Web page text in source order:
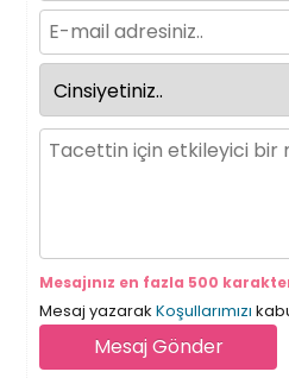
Mesajınız en fazla 500
Mesaj yazarakKoşullarımızı